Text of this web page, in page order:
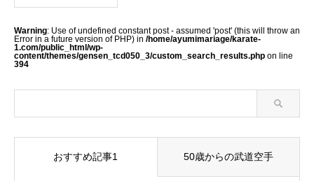
Warning: Use of undefined constant post - assumed 'post' (this will throw an
Error in a future version of PHP) in /home/ayumimariage/karate-
1.com/public_html/wp-
content/themes/gensen_tcd050_3/custom_search_results.php on line
394
おすすめ記事1 50歳からの武道空手